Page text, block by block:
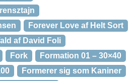
Forever Love af Helt Sort
af David Foli
Fork
Formation 01 – 30×40
Formerer sig som Kaniner